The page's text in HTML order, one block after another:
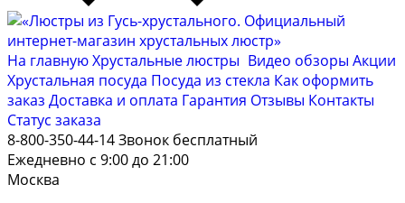
На главнуюХрустальные люстры Видео обзоры Акции
Хрустальная посуда Посуда из стекла Как оформить
заказ Доставка и оплата Гарантия Отзывы Контакты
Cтатус заказа
8-800-350-44-14Звонок бесплатный
Ежедневно с 9:00 до 21:00
Москва